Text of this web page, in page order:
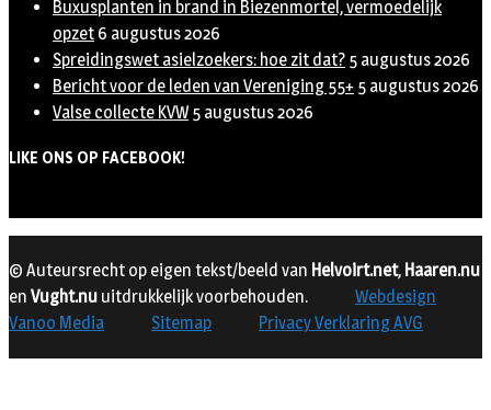
Buxusplanten in brand in Biezenmortel, vermoedelijk
opzet 6 augustus 2026
Spreidingswet asielzoekers: hoe zit dat? 5 augustus 2026
Bericht voor de leden van Vereniging 55+ 5 augustus 2026
Valse collecte KVW 5 augustus 2026
LIKE ONS OP FACEBOOK!
© Auteursrecht op eigen tekst/beeld van Helvoirt.net, Haaren.nu
en Vught.nu uitdrukkelijk voorbehouden.
Webdesign
Vanoo Media
Sitemap Privacy Verklaring AVG